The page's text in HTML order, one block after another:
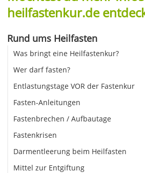
heilfastenkur.de
Rund ums Heilfasten
Was bringt eine Heilfastenkur?
Wer darf fasten?
Entlastungstage VOR der Fastenkur
Fasten-Anleitungen
Fastenbrechen / Aufbautage
Fastenkrisen
Darmentleerung beim Heilfasten
Mittel zur Entgiftung